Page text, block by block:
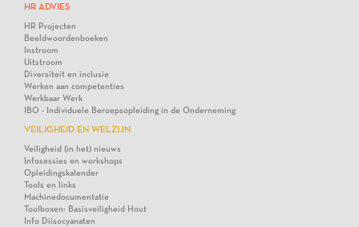
HR ADVIES
HR Projecten
Beeldwoordenboeken
Instroom
Uitstroom
Diversiteit en inclusie
Werken aan competenties
Werkbaar Werk
IBO - Individuele Beroepsopleiding in de Onderneming
VEILIGHEID EN WELZIJN
Veiligheid (in het) nieuws
Infosessies en workshops
Opleidingskalender
Tools en links
Machinedocumentatie
Toolboxen: Basisveiligheid Hout
Info Diisocyanaten